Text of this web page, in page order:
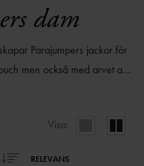
dam
Parajumpers jackor för
men också med arvet av
till grund för Parajumpers
Visa:
RELEVANS